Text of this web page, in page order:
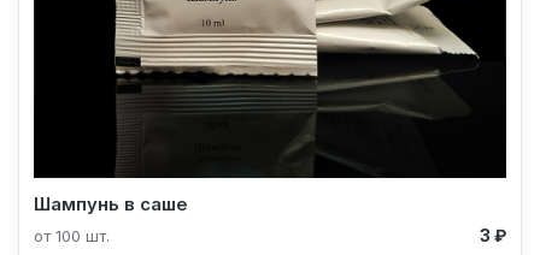
Шампунь в саше
от 100 шт. 3 ₽